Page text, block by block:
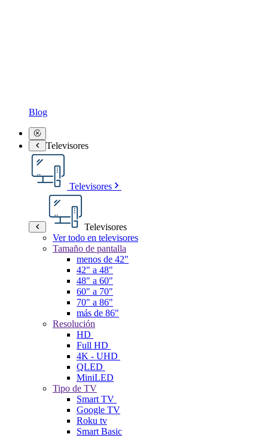
Blog
Televisores
Televisores
Televisores
Ver todo en televisores
Tamaño de pantalla
menos de 42"
42" a 48"
48" a 60"
60" a 70"
70" a 86"
más de 86"
Resolución
HD
Full HD
4K - UHD
QLED
MiniLED
Tipo de TV
Smart TV
Google TV
Roku tv
Smart Basic